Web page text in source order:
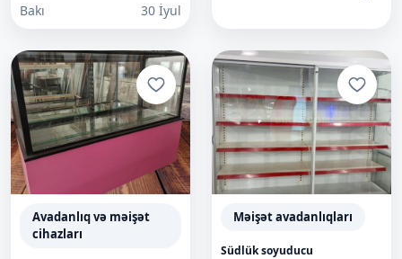
Bakı 30 İyul
Avadanlıq və məişət
cihazları
Məişət avadanlıqları
Südlük soyuducu